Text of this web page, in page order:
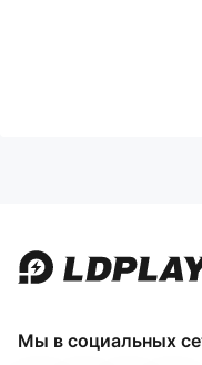
Мы в социальных